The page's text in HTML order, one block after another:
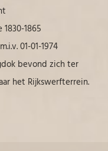
1865
01-01-1974
bevond zich ter
het Rijkswerfterrein.